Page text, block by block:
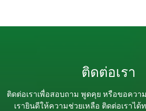
ติดต่อเรา
ติดต่อเราเพื่อสอบถาม พูดคุย หรือขอควา
เรายินดีให้ความช่วยเหลือ ติดต่อเราได้